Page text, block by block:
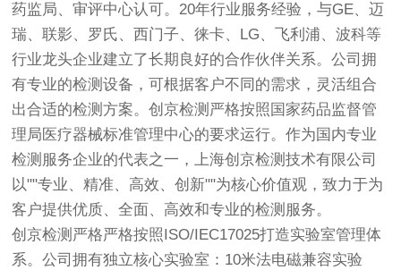
药监局、审评中心认可。20年行业服务经验，与GE、迈
瑞、联影、罗氏、西门子、徕卡、LG、飞利浦、波科等
行业龙头企业建立了长期良好的合作伙伴关系。公司拥
有专业的检测设备，可根据客户不同的需求，灵活组合
出合适的检测方案。创京检测 严格按照国家药品监督管
理局医疗器械标准管理中心的要求运行。作为国内专业
检测服务企业的代表之一，上海创京检测技术有限公司
以""专业、精准、高效、创新""为核心价值观，致力于为
客户提供优质、全面、高效和专业的检测服务。
创京检测 严格严格按照ISO/IEC17025打造实验室管理体
系。公司拥有独立核心实验室：10米法电磁兼容实验